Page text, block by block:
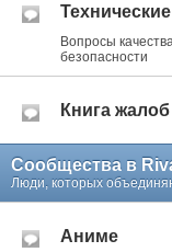
Вопросы
безопасности
Книга
Сообщества в
Люди, которых
Аниме